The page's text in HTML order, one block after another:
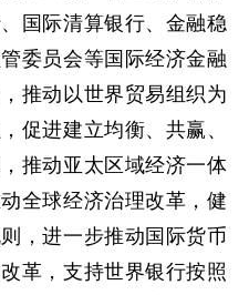
国际清算银行、金融稳
委员会等国际经济金融
推动以世界贸易组织为
促进建立均衡、共赢、
推动亚太区域经济一体
全球经济治理改革，健
，进一步推动国际货币
革，支持世界银行按照